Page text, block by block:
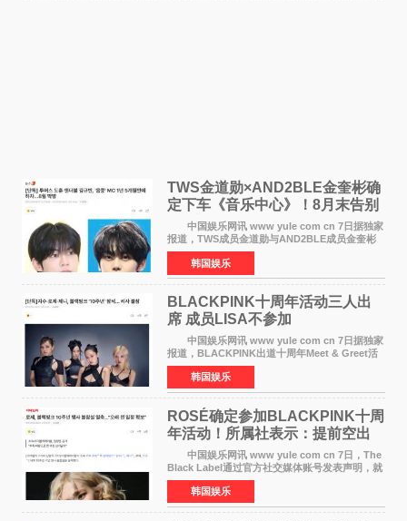
TWS金道勋×AND2BLE金奎彬确
定下车《音乐中心》！8月末告别
MC席位
中国娱乐网讯 www yule com cn 7日据独家
报道，TWS成员金道勋与AND2BLE成员金奎彬
将于8月离开《音乐中心》MC的位置。 金道
勋与金奎彬于去年3月与H2H A-NA一起被选为
《音乐中心》MC，约1
韩国娱乐
BLACKPINK十周年活动三人出
席 成员LISA不参加
中国娱乐网讯 www yule com cn 7日据独家
报道，BLACKPINK出道十周年Meet & Greet活
动将由智秀、ROS&Eacute;、JENNIE出席，
LISA将缺席。 此前BLACKPINK所属社YG并
未为组合出道十周年做
韩国娱乐
ROSÉ确定参加BLACKPINK十周
年活动！所属社表示：提前空出
了时间
中国娱乐网讯 www yule com cn 7日，The
Black Label通过官方社交媒体账号发表声明，就
近期网络上关于ROS&Eacute;个人行程及是否参
加BLACKPINK出道纪念活动的种种猜测作出正
式回应。 Th
韩国娱乐